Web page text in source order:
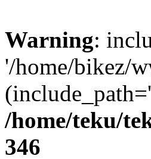
Warning:
'/home/bikez/
/home/teku/
346